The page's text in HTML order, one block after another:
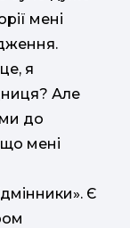
мені
я
Але
до
мені
Є